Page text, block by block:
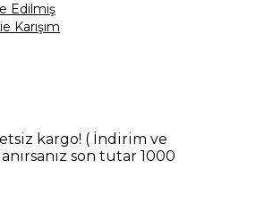
Edilmiş
Karışım
kargo! ( İndirim ve
son tutar 1000